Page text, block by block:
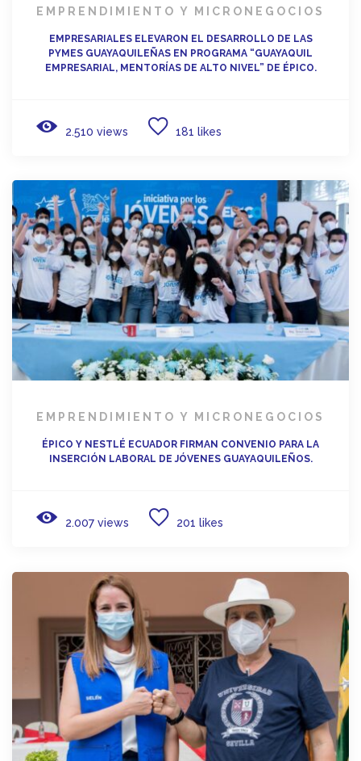
EMPRENDIMIENTO Y MICRONEGOCIOS
EMPRESARIALES ELEVARON EL DESARROLLO DE LAS
PYMES GUAYAQUILEÑAS EN PROGRAMA “GUAYAQUIL
EMPRESARIAL, MENTORÍAS DE ALTO NIVEL” DE ÉPICO.
2.510 views 181 likes
EMPRENDIMIENTO Y MICRONEGOCIOS
ÉPICO Y NESTLÉ ECUADOR FIRMAN CONVENIO PARA LA
INSERCIÓN LABORAL DE JÓVENES GUAYAQUILEÑOS.
2.007 views 201 likes